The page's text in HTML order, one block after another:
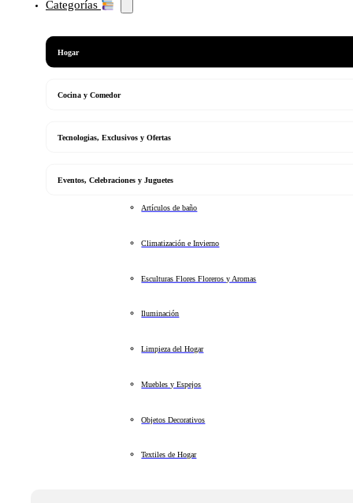
Categorías
Hogar
Cocina y Comedor
Tecnologias, Exclusivos y Ofertas
Eventos, Celebraciones y Juguetes
Artículos de baño
Climatización e Invierno
Esculturas Flores Floreros y Aromas
Iluminación
Limpieza del Hogar
Muebles y Espejos
Objetos Decorativos
Textiles de Hogar